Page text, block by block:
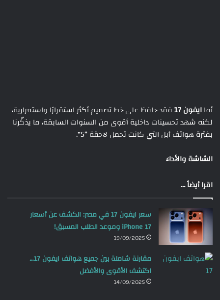
أماايفون 17
فقد حافظ على خط تصميم أكثر استقرارًا واستمرارية،
لكنه شهد تحسينات داخلية أقوى من السنوات السابقة، ما يذكّرنا
بفترة هواتف أبل التي كانت تحمل لاحقة “S”.
الشاشة والأداء
اقرا أيضاً ...
سعر ايفون 17 في مصر: الكشف عن أسعار
iPhone 17 وموعد الطلب المسبق!
19/09/2025
مقارنة شاملة بين جميع هواتف ايفون 17…
اكتشف الأقوى والأفضل
14/09/2025